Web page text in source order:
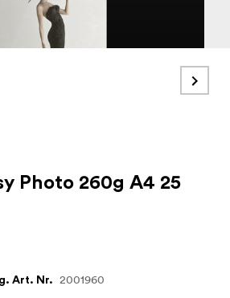
Photo 260g A4 25
Art. Nr. 2001960